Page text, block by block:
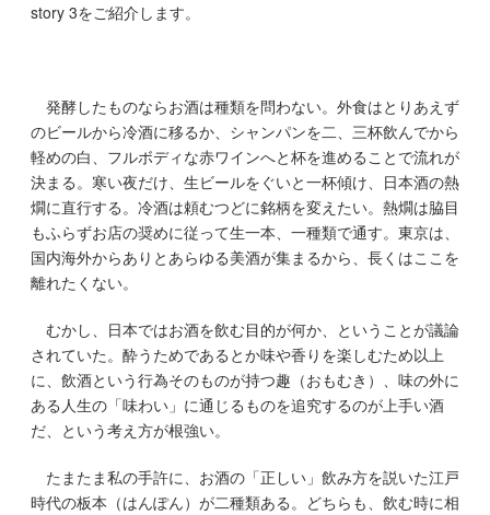
story 3をご紹介します。
発酵したものならお酒は種類を問わない。外食はとりあえず
のビールから冷酒に移るか、シャンパンを二、三杯飲んでから
軽めの白、フルボディな赤ワインへと杯を進めることで流れが
決まる。寒い夜だけ、生ビールをぐいと一杯傾け、日本酒の熱
燗に直行する。冷酒は頼むつどに銘柄を変えたい。熱燗は脇目
もふらずお店の奨めに従って生一本、一種類で通す。東京は、
国内海外からありとあらゆる美酒が集まるから、長くはここを
離れたくない。
むかし、日本ではお酒を飲む目的が何か、ということが議論
されていた。酔うためであるとか味や香りを楽しむため以上
に、飲酒という行為そのものが持つ趣（おもむき）、味の外に
ある人生の「味わい」に通じるものを追究するのが上手い酒
だ、という考え方が根強い。
たまたま私の手許に、お酒の「正しい」飲み方を説いた江戸
時代の板本（はんぽん）が二種類ある。どちらも、飲む時に相